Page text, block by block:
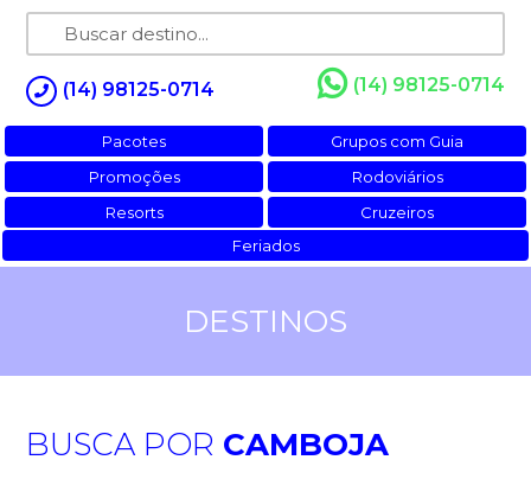
(14) 98125-0714 (14) 98125-0714
Pacotes
Grupos com Guia
Promoções
Rodoviários
Resorts
Cruzeiros
Feriados
DESTINOS
BUSCA POR CAMBOJA